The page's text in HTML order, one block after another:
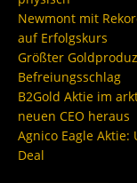
Newmont mit
auf Erfolgskurs
Größter
Befreiungsschlag
B2Gold Aktie im
neuen CEO heraus
Agnico Eagle
Deal